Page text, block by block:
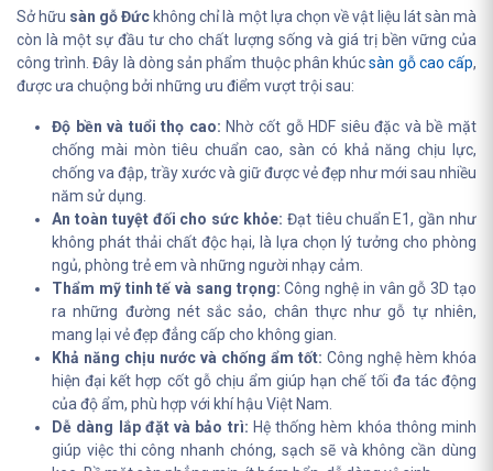
Sở hữu sàn gỗ Đức không chỉ là một lựa chọn về vật liệu lát sàn mà
còn là một sự đầu tư cho chất lượng sống và giá trị bền vững của
công trình. Đây là dòng sản phẩm thuộc phân khúcsàn gỗ cao cấp,
được ưa chuộng bởi những ưu điểm vượt trội sau:
Độ bền và tuổi thọ cao: Nhờ cốt gỗ HDF siêu đặc và bề mặt
chống mài mòn tiêu chuẩn cao, sàn có khả năng chịu lực,
chống va đập, trầy xước và giữ được vẻ đẹp như mới sau nhiều
năm sử dụng.
An toàn tuyệt đối cho sức khỏe: Đạt tiêu chuẩn E1, gần như
không phát thải chất độc hại, là lựa chọn lý tưởng cho phòng
ngủ, phòng trẻ em và những người nhạy cảm.
Thẩm mỹ tinh tế và sang trọng: Công nghệ in vân gỗ 3D tạo
ra những đường nét sắc sảo, chân thực như gỗ tự nhiên,
mang lại vẻ đẹp đẳng cấp cho không gian.
Khả năng chịu nước và chống ẩm tốt: Công nghệ hèm khóa
hiện đại kết hợp cốt gỗ chịu ẩm giúp hạn chế tối đa tác động
của độ ẩm, phù hợp với khí hậu Việt Nam.
Dễ dàng lắp đặt và bảo trì: Hệ thống hèm khóa thông minh
giúp việc thi công nhanh chóng, sạch sẽ và không cần dùng